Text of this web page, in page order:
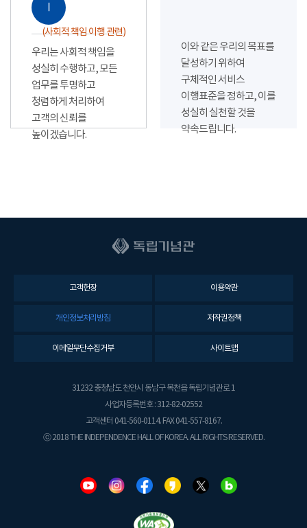
Ⅰ
(사회적 책임 이행 관련)
우리는 사회적 책임을
성실히 수행하고, 모든
업무를 투명하고
청렴하게 처리하여
고객의 신뢰를
높이겠습니다.
이와 같은 우리의 목표를
달성하기 위하여
구체적인 서비스
이행표준을 정하고, 이를
성실히 실천할 것을
약속드립니다.
고객헌장 이용약관
개인정보처리방침 저작권정책
이메일무단수집거부 사이트맵
31232 충청남도 천안시 동남구 목천읍 독립기념관로 1
사업자등록번호 : 312-82-02552
고객센터 041-560-0114. FAX 041-557-8167.
ⓒ 2018 THE INDEPENDENCE HALL OF KOREA. ALL RIGHTS RESERVED.